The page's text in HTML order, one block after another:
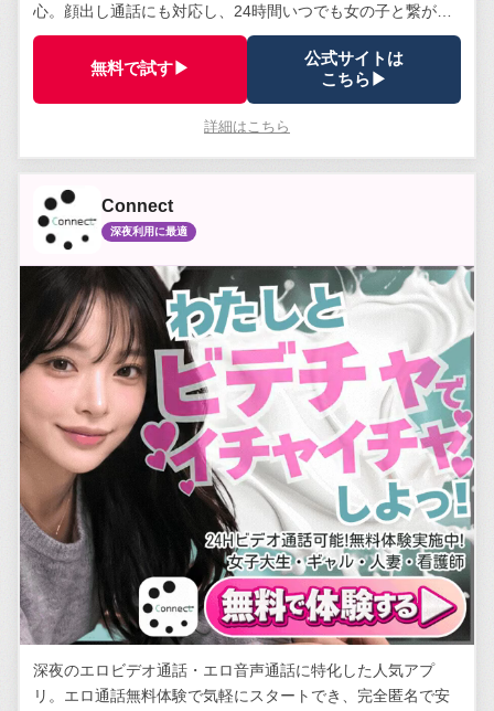
心。顔出し通話にも対応し、24時間いつでも女の子と繋がれ
る。安全管理体制は業界トップクラス。
無料で試す▶
公式サイトは
こちら▶
詳細はこちら
Connect
深夜利用に最適
深夜のエロビデオ通話・エロ音声通話に特化した人気アプ
リ。エロ通話無料体験で気軽にスタートでき、完全匿名で安